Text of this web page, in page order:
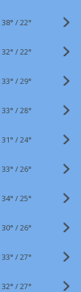
38° /22°
32° /22°
33° /29°
33° /28°
31° /24°
33° /26°
34° /25°
30° /26°
33° /27°
32° /27°